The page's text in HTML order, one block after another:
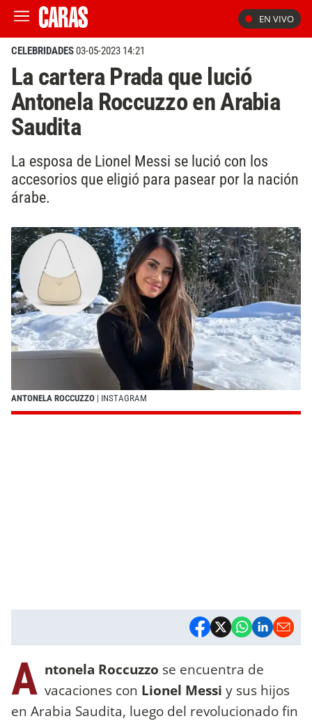
EN VIVO
CELEBRIDADES03-05-2023 14:21
La cartera Prada que lució
Antonela Roccuzzo en Arabia
Saudita
La esposa de Lionel Messi se lució con los
accesorios que eligió para pasear por la nación
árabe.
ANTONELA ROCCUZZO | INSTAGRAM
A ntonela Roccuzzo se encuentra de
vacaciones con Lionel Messi y sus hijos
en Arabia Saudita, luego del revolucionado fin